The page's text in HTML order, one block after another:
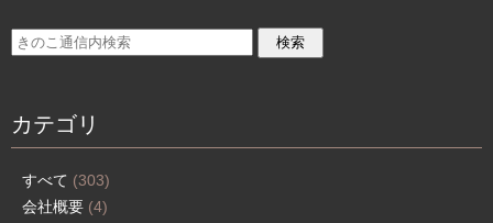
カテゴリ
すべて (303)
会社概要 (4)